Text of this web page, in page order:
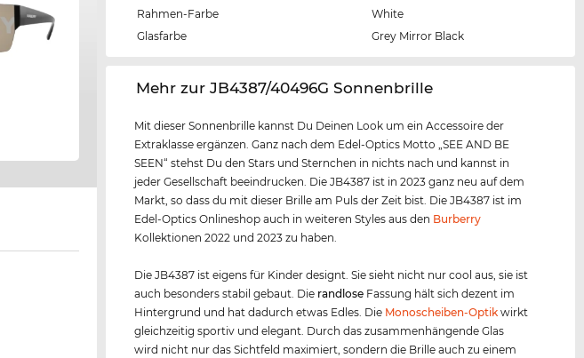
Rahmen-Farbe
White
Glasfarbe
Grey Mirror Black
‌Mehr zur JB4387/40496G Sonnenbrille
Mit dieser Sonnenbrille kannst Du Deinen Look um ein Accessoire der
Extraklasse ergänzen. Ganz nach dem Edel-Optics Motto „SEE AND BE
SEEN“ stehst Du den Stars und Sternchen in nichts nach und kannst in
jeder Gesellschaft beeindrucken. Die JB4387 ist in 2023 ganz neu auf dem
Markt, so dass du mit dieser Brille am Puls der Zeit bist. Die JB4387 ist im
Edel-Optics Onlineshop auch in weiteren Styles aus den Burberry
Kollektionen 2022 und 2023 zu haben.
Die JB4387 ist eigens für Kinder designt. Sie sieht nicht nur cool aus, sie ist
auch besonders stabil gebaut. Die randlose Fassung hält sich dezent im
Hintergrund und hat dadurch etwas Edles. Die Monoscheiben-Optik wirkt
gleichzeitig sportiv und elegant. Durch das zusammenhängende Glas
wird nicht nur das Sichtfeld maximiert, sondern die Brille auch zu einem